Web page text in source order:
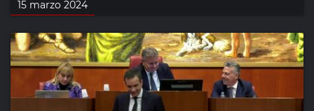
15 marzo 2024